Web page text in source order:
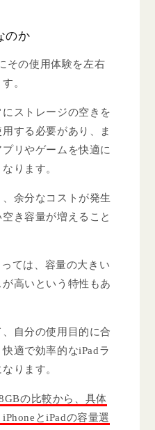
のか
その使用体験を左右
。
ストレージの空きを
する必要があり、ま
リやゲームを快適に
ります。
余分なコストが発生
き容量が増えること
ては、容量の大きい
高いという特性もあ
自分の使用目的に合
適で効率的なiPadラ
ります。
の比較から、具体
とiPadの容量選